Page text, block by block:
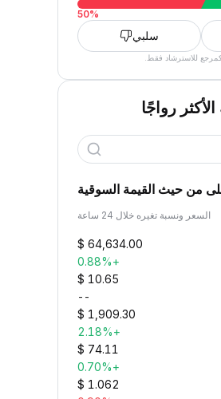
50%
سلبي
للاسترشاد فقط.
رواجًا
من حيث القيمة السوقية
السعر ونسبة تغيره خلال 24 ساعة
$ 64,634.00
+0.88%
$ 10.65
--
$ 1,909.30
+2.18%
$ 74.11
+0.70%
$ 1.062